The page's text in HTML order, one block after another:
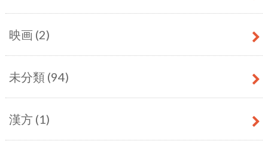
映画 (2)
未分類 (94)
漢方 (1)